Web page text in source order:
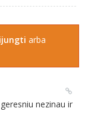
arba
nezinau ir